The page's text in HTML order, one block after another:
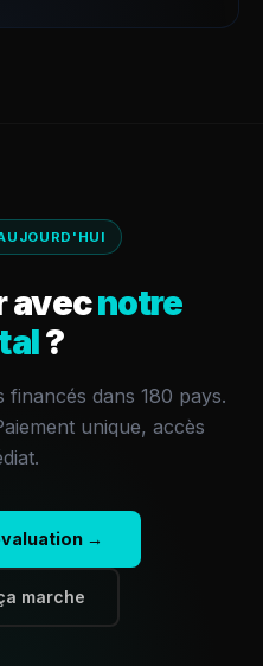
avecnotre
?
financés dans 180 pays.
unique, accès
→
marche